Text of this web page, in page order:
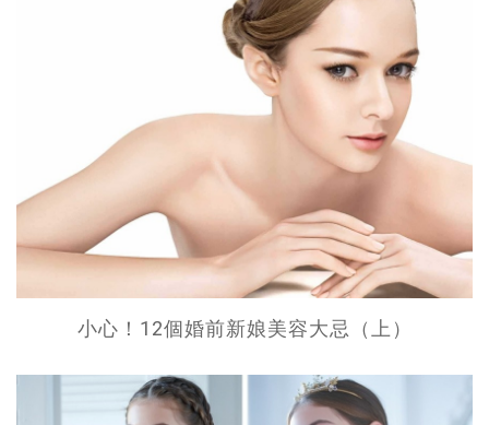
小心！12個婚前新娘美容大忌（上）